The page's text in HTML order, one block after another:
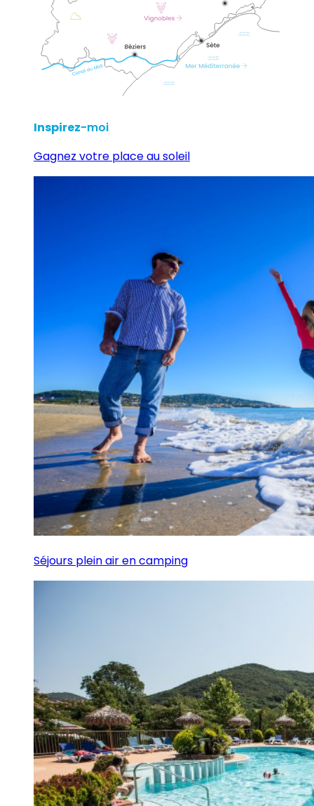
Inspirez-moi
Gagnez votre place au soleil
Séjours plein air en camping